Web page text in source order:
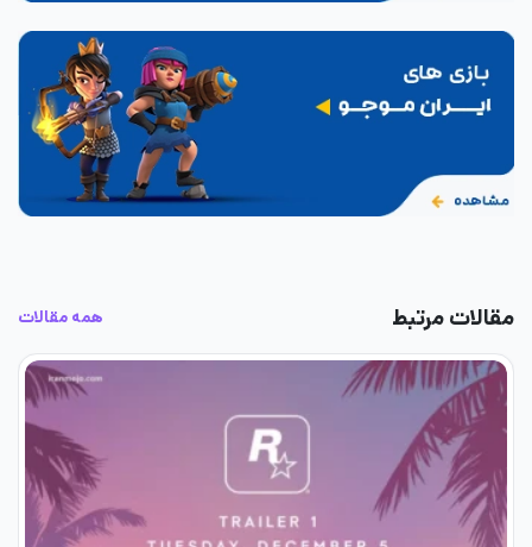
مقالات مرتبط همه مقالات